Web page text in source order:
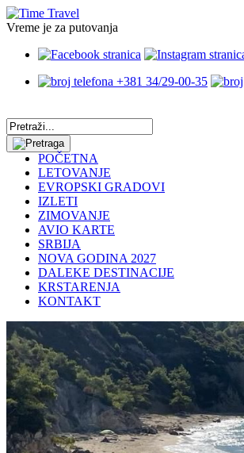
Vreme je za putovanja
+381 34/29-00-35
POČETNA
LETOVANJE
EVROPSKI GRADOVI
IZLETI
ZIMOVANJE
AVIO KARTE
SRBIJA
NOVA GODINA 2027
DALEKE DESTINACIJE
KRSTARENJA
KONTAKT